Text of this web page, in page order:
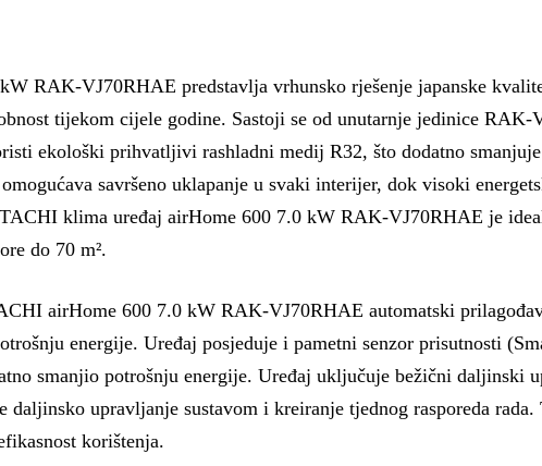
RAK-VJ70RHAE predstavlja vrhunsko rješenje japanske
tijekom cijele godine. Sastoji se od unutarnje jedinice
ekološki prihvatljivi rashladni medij R32, što dodatno
savršeno uklapanje u svaki interijer, dok visoki
klima uređaj airHome 600 7.0 kW RAK-VJ70RHAE je
do 70 m².
airHome 600 7.0 kW RAK-VJ70RHAE automatski
energije. Uređaj posjeduje i pametni senzor prisutnosti
smanjio potrošnju energije. Uređaj uključuje bežični
upravljanje sustavom i kreiranje tjednog rasporeda
korištenja.